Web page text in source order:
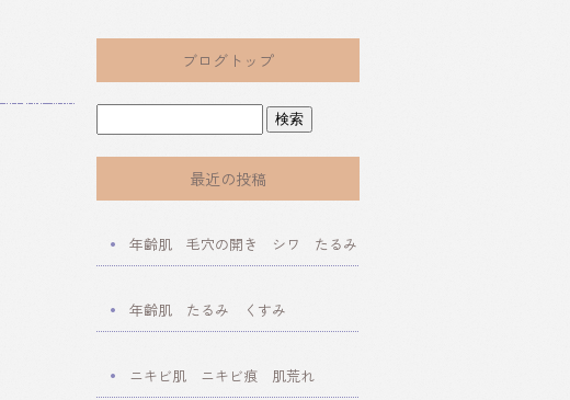
ブログトップ
最近の投稿
年齢肌 毛穴の開き シワ たるみ
年齢肌 たるみ くすみ
ニキビ肌 ニキビ痕 肌荒れ